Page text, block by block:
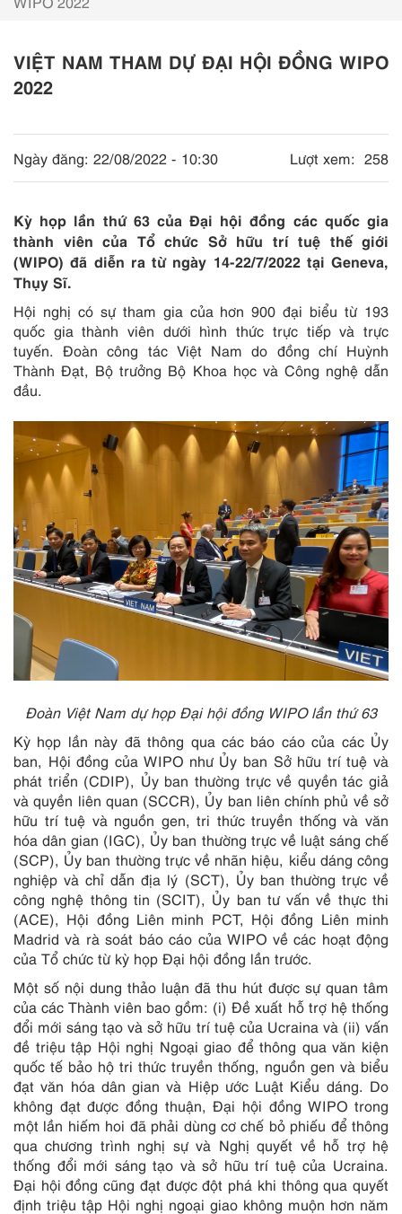
VIỆT NAM THAM DỰ ĐẠI HỘI ĐỒNG WIPO
2022
Ngày đăng: 22/08/2022 - 10:30 Lượt xem: 258
Kỳ họp lần thứ 63 của Đại hội đồng các quốc gia
thành viên của Tổ chức Sở hữu trí tuệ thế giới
(WIPO) đã diễn ra từ ngày 14-22/7/2022 tại Geneva,
Thụy Sĩ.
Hội nghị có sự tham gia của hơn 900 đại biểu từ 193
quốc gia thành viên dưới hình thức trực tiếp và trực
tuyến. Đoàn công tác Việt Nam do đồng chí Huỳnh
Thành Đạt, Bộ trưởng Bộ Khoa học và Công nghệ dẫn
đầu.
Đoàn Việt Nam dự họp Đại hội đồng WIPO lần thứ 63
Kỳ họp lần này đã thông qua các báo cáo của các Ủy
ban, Hội đồng của WIPO như Ủy ban Sở hữu trí tuệ và
phát triển (CDIP), Ủy ban thường trực về quyền tác giả
và quyền liên quan (SCCR), Ủy ban liên chính phủ về sở
hữu trí tuệ và nguồn gen, tri thức truyền thống và văn
hóa dân gian (IGC), Ủy ban thường trực về luật sáng chế
(SCP), Ủy ban thường trực về nhãn hiệu, kiểu dáng công
nghiệp và chỉ dẫn địa lý (SCT), Ủy ban thường trực về
công nghệ thông tin (SCIT), Ủy ban tư vấn về thực thi
(ACE), Hội đồng Liên minh PCT, Hội đồng Liên minh
Madrid và rà soát báo cáo của WIPO về các hoạt động
của Tổ chức từ kỳ họp Đại hội đồng lần trước.
Một số nội dung thảo luận đã thu hút được sự quan tâm
của các Thành viên bao gồm: (i) Đề xuất hỗ trợ hệ thống
đổi mới sáng tạo và sở hữu trí tuệ của Ucraina và (ii) vấn
đề triệu tập Hội nghị Ngoại giao để thông qua văn kiện
quốc tế bảo hộ tri thức truyền thống, nguồn gen và biểu
đạt văn hóa dân gian và Hiệp ước Luật Kiểu dáng. Do
không đạt được đồng thuận, Đại hội đồng WIPO trong
một lần hiếm hoi đã phải dùng cơ chế bỏ phiếu để thông
qua chương trình nghị sự và Nghị quyết về hỗ trợ hệ
thống đổi mới sáng tạo và sở hữu trí tuệ của Ucraina.
Đại hội đồng cũng đạt được đột phá khi thông qua quyết
định triệu tập Hội nghị ngoại giao không muộn hơn năm